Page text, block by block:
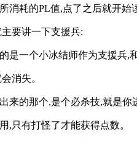
耗的PL值,点了之后就开始
要讲一下支援兵:
是一个小冰结师作为支援
消失。
来的那个,是个必杀技,就是
,只有打怪了才能获得点数。